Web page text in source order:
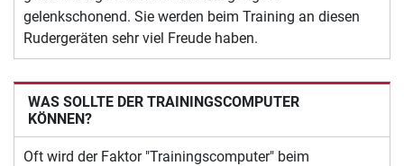
gelenkschonend. Sie werden beim Training an diesen
Rudergeräten sehr viel Freude haben.
WAS SOLLTE DER TRAININGSCOMPUTER
KÖNNEN?
Oft wird der Faktor "Trainingscomputer" beim